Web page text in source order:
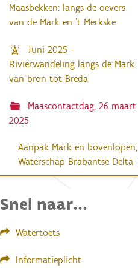
Maasbekken: langs de oevers
van de Mark en 't Merkske
Juni 2025 -
Rivierwandeling langs de Mark
van bron tot Breda
Maascontactdag, 26 maart
2025
Aanpak Mark en bovenlopen,
Waterschap Brabantse Delta
Snel naar...
Watertoets
Informatieplicht